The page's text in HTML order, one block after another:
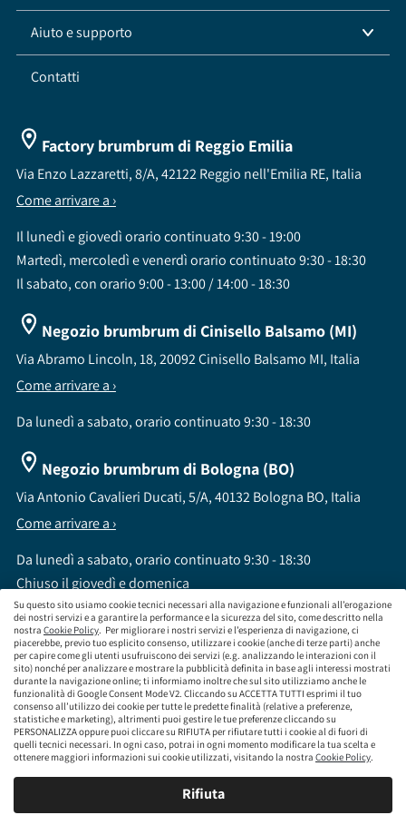
Su questo sito usiamo cookie tecnici necessari alla navigazione e funzionali all’erogazione
dei nostri servizi e a garantire la performance e la sicurezza del sito, come descritto nella
nostra Cookie Policy. Per migliorare i nostri servizi e l’esperienza di navigazione, ci
piacerebbe, previo tuo esplicito consenso, utilizzare i cookie (anche di terze parti) anche
per capire come gli utenti usufruiscono dei servizi (e.g. analizzando le interazioni con il
sito) nonché per analizzare e mostrare la pubblicità definita in base agli interessi mostrati
durante la navigazione online; ti informiamo inoltre che sul sito utilizziamo anche le
funzionalità di Google Consent Mode V2. Cliccando su ACCETTA TUTTI esprimi il tuo
consenso all’utilizzo dei cookie per tutte le predette finalità (relative a preferenze,
statistiche e marketing), altrimenti puoi gestire le tue preferenze cliccando su
PERSONALIZZA oppure puoi cliccare su RIFIUTA per rifiutare tutti i cookie al di fuori di
quelli tecnici necessari. In ogni caso, potrai in ogni momento modificare la tua scelta e
ottenere maggiori informazioni sui cookie utilizzati, visitando la nostra Cookie Policy.
Rifiuta
Aiuto e supporto
Contatti
Factory brumbrum di Reggio Emilia
Via Enzo Lazzaretti, 8/A, 42122 Reggio nell'Emilia RE, Italia
Come arrivare a ›
Il lunedì e giovedì orario continuato 9:30 - 19:00
Martedì, mercoledì e venerdì orario continuato 9:30 - 18:30
Il sabato, con orario 9:00 - 13:00 / 14:00 - 18:30
Negozio brumbrum di Cinisello Balsamo (MI)
Via Abramo Lincoln, 18, 20092 Cinisello Balsamo MI, Italia
Come arrivare a ›
Da lunedì a sabato, orario continuato 9:30 - 18:30
Negozio brumbrum di Bologna (BO)
Via Antonio Cavalieri Ducati, 5/A, 40132 Bologna BO, Italia
Come arrivare a ›
Da lunedì a sabato, orario continuato 9:30 - 18:30
Chiuso il giovedì e domenica
brumbrum S.p.A a socio unico - CF / P.IVA 09323210964 - Numero REA: MI - 2083307 -
Capitale Sociale: Euro 218.547,65 i.v.
Sede Legale Via Leningrado 8, 20161 Milano MI
Società soggetta alla direzione e coordinamento di Aramis Group S.A.
Società soggetta al controllo IVASS, consulta gli estremi dell'iscrizione al sito
www.servizi.ivass.it